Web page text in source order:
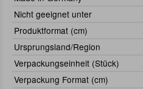
Nicht geeignet unter
Produktformat (cm)
Ursprungsland/Region
Verpackungseinheit (Stück)
Verpackung Format (cm)